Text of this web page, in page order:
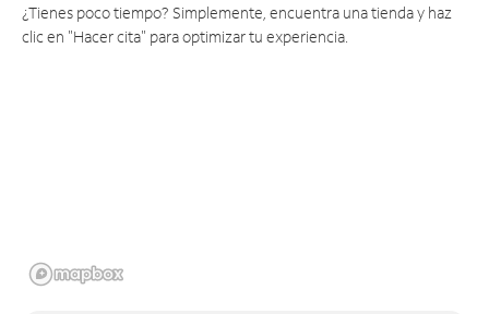
¿Tienes poco tiempo? Simplemente, encuentra una tienda y haz
clic en "Hacer cita" para optimizar tu experiencia.